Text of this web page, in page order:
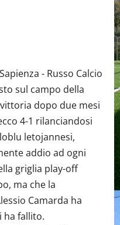
sul campo della
dopo due mesi
4-1 rilanciandosi
letojannesi,
addio ad ogni
griglia play-off
ma che la
Camarda ha
ha fallito.